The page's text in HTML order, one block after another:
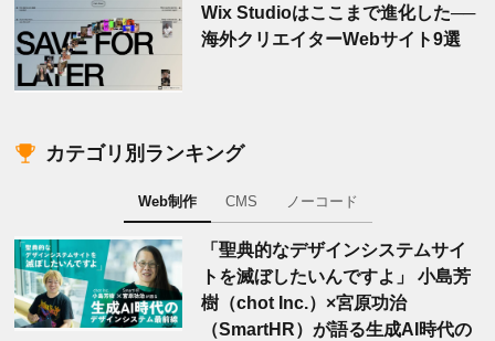
Wix Studioはここまで進化した──
海外クリエイターWebサイト9選
カテゴリ別ランキング
Web制作 CMS ノーコード
「聖典的なデザインシステムサイ
トを滅ぼしたいんですよ」 小島芳
樹（chot Inc.）×宮原功治
（SmartHR）が語る生成AI時代の